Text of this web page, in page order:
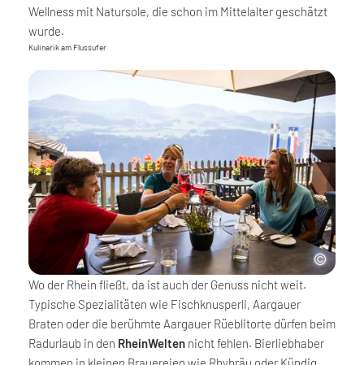
Wellness mit Natursole, die schon im Mittelalter geschätzt
wurde.
Kulinarik am Flussufer
Wo der Rhein fließt, da ist auch der Genuss nicht weit.
Typische Spezialitäten wie Fischknusperli, Aargauer
Braten oder die berühmte Aargauer Rüeblitorte dürfen beim
Radurlaub in den RheinWelten nicht fehlen. Bierliebhaber